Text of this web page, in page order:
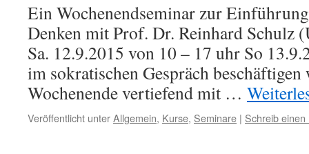
Ein Wochenendseminar zur
Denken mit Prof. Dr. Reinhard Schulz
Sa. 12.9.2015 von 10 – 17 uhr So
im sokratischen Gespräch
Wochenende vertiefend mit …
Veröffentlicht unterAllgemein, Kurse, Seminare | Schreib